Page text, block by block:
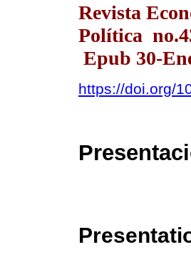
Revista
Política
Epub 30-
https://doi.org/